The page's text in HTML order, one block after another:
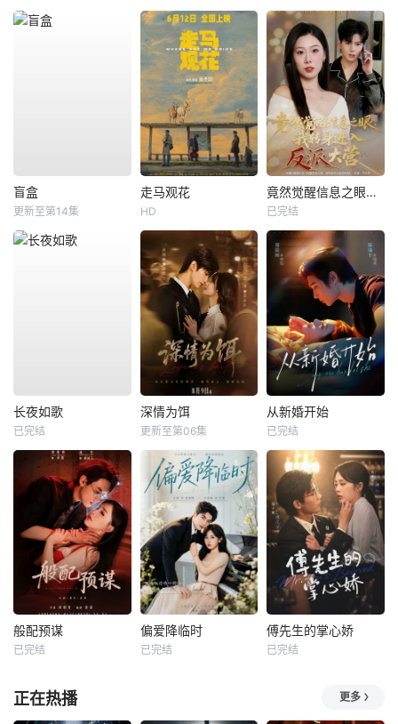
盲盒
更新至第14集
走马观花
HD
竟然觉醒信息之眼，我转身进入反派大营
已完结
长夜如歌
已完结
深情为饵
更新至第06集
从新婚开始
已完结
般配预谋
已完结
偏爱降临时
已完结
傅先生的掌心娇
已完结
正在热播 更多